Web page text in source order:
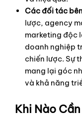
Các đối tác
lược, agency
marketing độc
doanh nghiệp
chiến lược. Sự
mang lại góc
và khả năng
Khi Nào